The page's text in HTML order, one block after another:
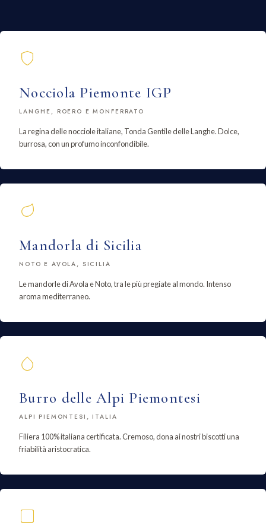
Nocciola Piemonte IGP
LANGHE, ROERO E MONFERRATO
La regina delle nocciole italiane, Tonda Gentile delle Langhe. Dolce,
burrosa, con un profumo inconfondibile.
Mandorla di Sicilia
NOTO E AVOLA, SICILIA
Le mandorle di Avola e Noto, tra le più pregiate al mondo. Intenso
aroma mediterraneo.
Burro delle Alpi Piemontesi
ALPI PIEMONTESI, ITALIA
Filiera 100% italiana certificata. Cremoso, dona ai nostri biscotti una
friabilità aristocratica.